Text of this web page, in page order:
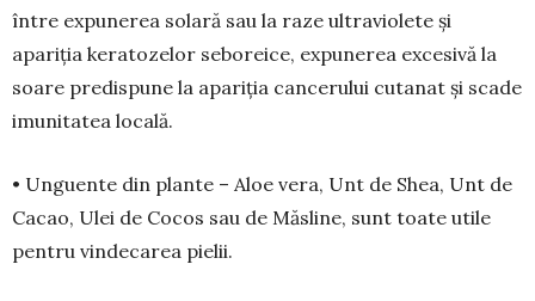
între expunerea solară sau la raze ultraviolete și
apariția kerato­ze­lor sebore­ice, expunerea exce­si­vă la
soare predispune la apa­ri­ția cancerului cutanat și scade
imunitatea locală.
• Unguente din plante – Aloe vera, Unt de Shea, Unt de
Cacao, Ulei de Cocos sau de Măsline, sunt toate utile
pentru vindecarea pielii.